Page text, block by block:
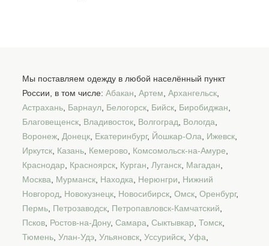
Мы поставляем одежду в любой населённый пункт
России, в том числе: Абакан, Артем, Архангельск,
Астрахань, Барнаул, Белогорск, Бийск, Биробиджан,
Благовещенск, Владивосток, Волгоград, Вологда,
Воронеж, Донецк, Екатеринбург, Йошкар-Ола, Ижевск,
Иркутск, Казань, Кемерово, Комсомольск-на-Амуре,
Краснодар, Красноярск, Курган, Луганск, Магадан,
Москва, Мурманск, Находка, Нерюнгри, Нижний
Новгород, Новокузнецк, Новосибирск, Омск, Оренбург,
Пермь, Петрозаводск, Петропавловск-Камчатский,
Псков, Ростов-на-Дону, Самара, Сыктывкар, Томск,
Тюмень, Улан-Удэ, Ульяновск, Уссурийск, Уфа,